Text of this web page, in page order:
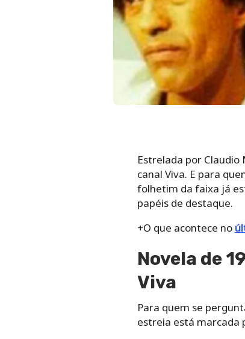
Estrelada por Claudio
canal Viva. E para
folhetim da faixa já
papéis de destaque.
+O que acontece no
Novela de
Viva
Para quem se
estreia está marcada